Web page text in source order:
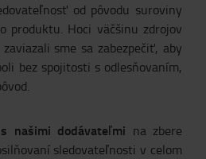
od pôvodu suroviny
produktu. Hoci väčšinu zdrojov
sme sa zabezpečiť, aby
bez spojitosti s odlesňovaním,
našimi dodávateľmi na zbere
sledovateľnosti v celom